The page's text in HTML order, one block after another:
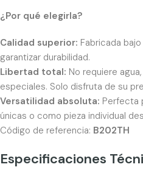
¿Por qué elegirla?
Calidad superior: Fabricada
garantizar durabilidad.
Libertad total: No requiere
especiales. Solo disfruta de su
Versatilidad absoluta: Perfecta
únicas o como pieza individual
Código de referencia: B202TH
Especificaciones